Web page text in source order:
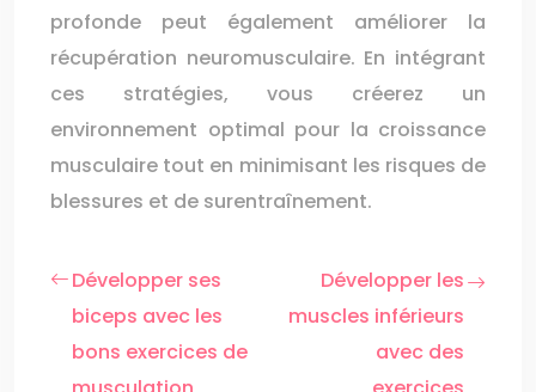
profonde peut également améliorer la
récupération neuromusculaire. En intégrant
ces stratégies, vous créerez un
environnement optimal pour la croissance
musculaire tout en minimisant les risques de
blessures et de surentraînement.
Développer ses
biceps avec les
bons exercices de
Développer les
muscles inférieurs
avec des